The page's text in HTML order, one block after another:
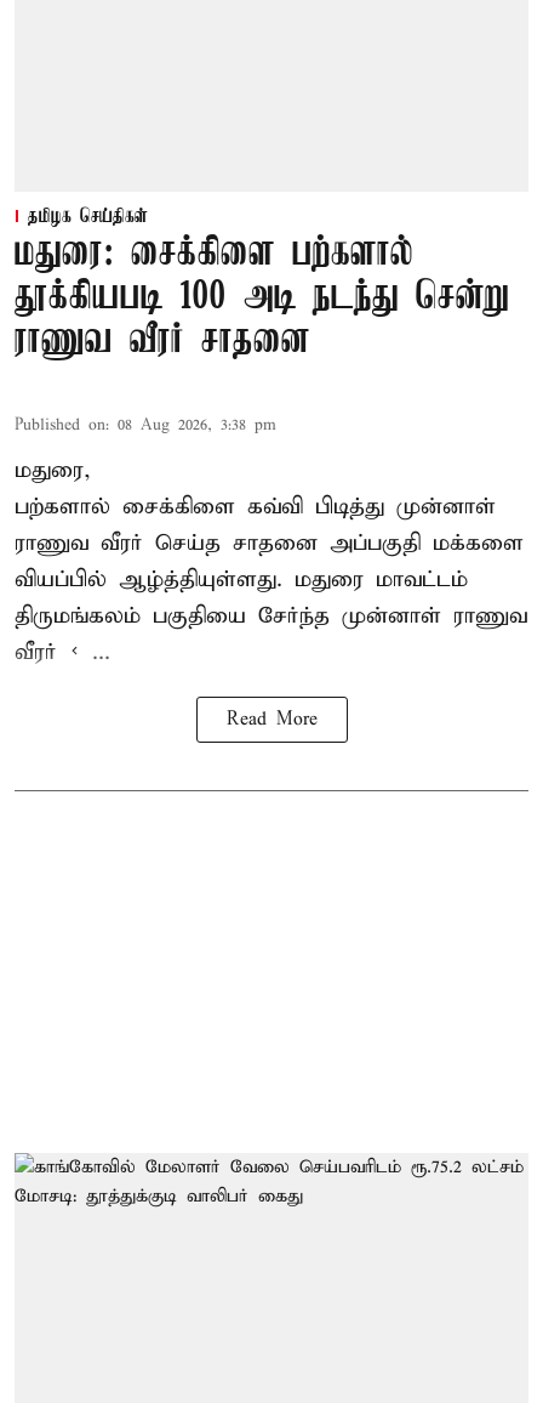
தமிழக செய்திகள்
மதுரை: சைக்கிளை பற்களால்
தூக்கியபடி 100 அடி நடந்து சென்று
ராணுவ வீரர் சாதனை
Published on: 08 Aug 2026, 3:38 pm
மதுரை,
பற்களால் சைக்கிளை கவ்வி பிடித்து முன்னாள்
ராணுவ வீரர் செய்த சாதனை அப்பகுதி மக்களை
வியப்பில் ஆழ்த்தியுள்ளது. மதுரை மாவட்டம்
திருமங்கலம் பகுதியை சேர்ந்த முன்னாள் ராணுவ
வீரர் < ...
Read More